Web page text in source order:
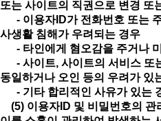
또는 사이트의 직권으로 변경 또
- 이용자ID가 전화번호 또는
사생활 침해가 우려되는 경우
- 타인에게 혐오감을 주거나
- 사이트, 사이트의 서비스 또
동일하거나 오인 등의 우려가 있
- 기타 합리적인 사유가 있는
(5) 이용자ID 및 비밀번호의 관